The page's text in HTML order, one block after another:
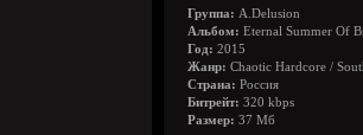
Группа: A.Delusion
Альбом: Eternal Summer Of
Год: 2015
Жанр: Chaotic Hardcore /
Страна: Россия
Битрейт: 320 kbps
Размер: 37 Мб